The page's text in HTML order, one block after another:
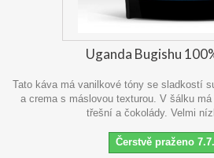
Uganda Bugishu
Tato káva má vanilkové tóny se sladkostí
a crema s máslovou texturou. V šálku
třešní a čokolády. Velmi
Čerstvě praženo